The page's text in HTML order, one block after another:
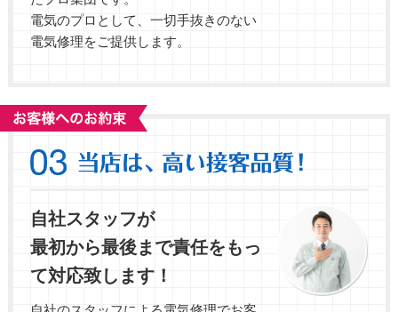
電気のプロとして、一切手抜きのない
電気修理をご提供します。
自社スタッフが
最初から最後まで責任をもっ
て対応致します！